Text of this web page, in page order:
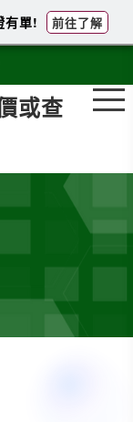
或查
有單! 前往了解